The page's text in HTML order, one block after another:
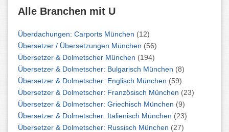
Alle Branchen mit U
Überdachungen: Carports München (12)
Übersetzer / Übersetzungen München (56)
Übersetzer & Dolmetscher München (194)
Übersetzer & Dolmetscher: Bulgarisch München (8)
Übersetzer & Dolmetscher: Englisch München (59)
Übersetzer & Dolmetscher: Französisch München (23)
Übersetzer & Dolmetscher: Griechisch München (9)
Übersetzer & Dolmetscher: Italienisch München (23)
Übersetzer & Dolmetscher: Russisch München (27)